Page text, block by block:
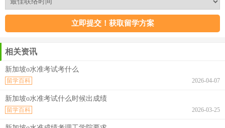
相关资讯
新加坡o水准考试考什么
2026-04-07
留学百科
新加坡o水准考试什么时候出成绩
2026-03-25
留学百科